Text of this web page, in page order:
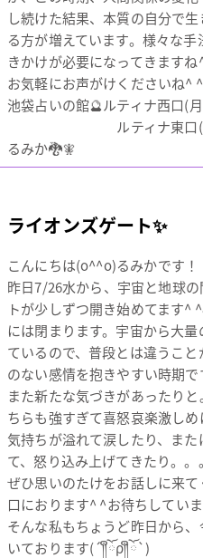
し続けた結果、本質の自分で
る方が増えています。様々な
きかけが必要になってきますね
お気軽にお声がけくださいね^ ^
池袋占いの館🔮ルティナ西口(
ルティナ東口(
るみか🐉🧚
ライオンズゲート✨
こんにちは(o^^o)るみかです！
昨日7/26水から、宇宙と地球
トが少しずつ開き始めてます^
には閉まります。宇宙から大
ているので、普段とは違うこ
のない感情を抱きやすい時期で
また新たな気づきがあったり
ちらも強すぎて喜怒哀楽激し
気持ちが溢れて涙したり、ま
て、怒り込み上げてきたり。。
ぜひ思いのたけをお話しに来
口におります^ ^お待ちしてい
そんな私もちょうど昨日から
いております(´༎ຶོρ༎ຶོ`)